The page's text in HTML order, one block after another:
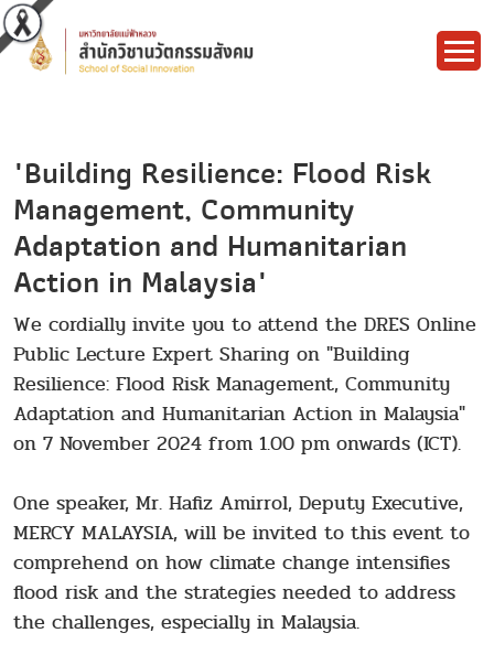
"Building Resilience: Flood Risk
Management, Community
Adaptation and Humanitarian
Action in Malaysia"
We cordially invite you to attend the DRES Online
Public Lecture Expert Sharing on "Building
Resilience: Flood Risk Management, Community
Adaptation and Humanitarian Action in Malaysia"
on 7 November 2024 from 1.00 pm onwards (ICT).
One speaker, Mr. Hafiz Amirrol, Deputy Executive,
MERCY MALAYSIA, will be invited to this event to
comprehend on how climate change intensifies
flood risk and the strategies needed to address
the challenges, especially in Malaysia.